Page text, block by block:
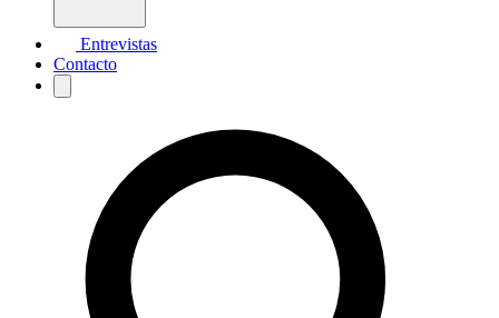
Entrevistas
Contacto